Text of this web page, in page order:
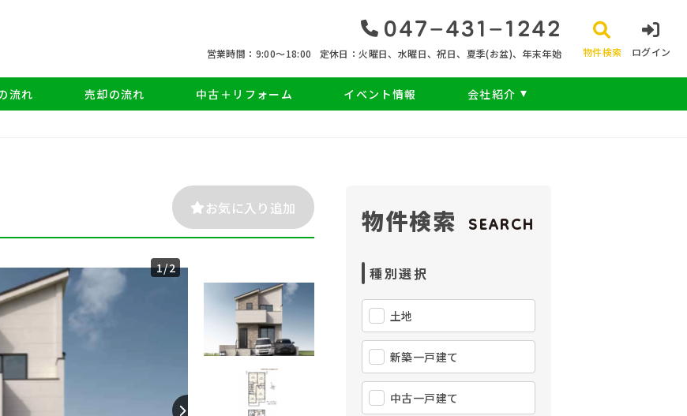
047‐431‐1242
営業時間：9:00〜18:00 定休日：火曜日、水曜日、祝日、夏季(お盆)、年末年始 物件検索 ログイン
流れ 売却の流れ 中古＋リフォーム イベント情報 会社紹介
お気に入り追加
1/2
物件検索 SEARCH
種別選択
土地
新築一戸建て
中古一戸建て